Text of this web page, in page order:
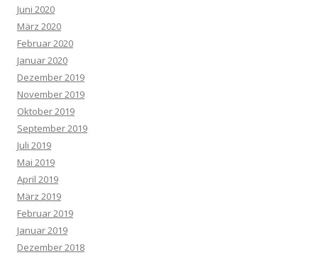
Juni 2020
März 2020
Februar 2020
Januar 2020
Dezember 2019
November 2019
Oktober 2019
September 2019
Juli 2019
Mai 2019
April 2019
März 2019
Februar 2019
Januar 2019
Dezember 2018